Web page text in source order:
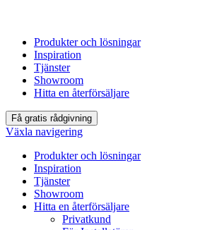
Produkter och lösningar
Inspiration
Tjänster
Showroom
Hitta en återförsäljare
Få gratis rådgivning
Växla navigering
Produkter och lösningar
Inspiration
Tjänster
Showroom
Hitta en återförsäljare
Privatkund